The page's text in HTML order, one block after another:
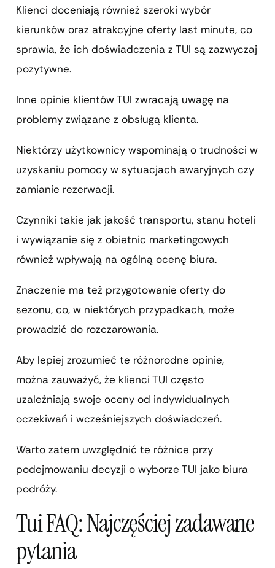
Klienci doceniają również szeroki wybór
kierunków oraz atrakcyjne oferty last minute, co
sprawia, że ich doświadczenia z TUI są zazwyczaj
pozytywne.
Inne opinie klientów TUI zwracają uwagę na
problemy związane z obsługą klienta.
Niektórzy użytkownicy wspominają o trudności w
uzyskaniu pomocy w sytuacjach awaryjnych czy
zamianie rezerwacji.
Czynniki takie jak jakość transportu, stanu hoteli
i wywiązanie się z obietnic marketingowych
również wpływają na ogólną ocenę biura.
Znaczenie ma też przygotowanie oferty do
sezonu, co, w niektórych przypadkach, może
prowadzić do rozczarowania.
Aby lepiej zrozumieć te różnorodne opinie,
można zauważyć, że klienci TUI często
uzależniają swoje oceny od indywidualnych
oczekiwań i wcześniejszych doświadczeń.
Warto zatem uwzględnić te różnice przy
podejmowaniu decyzji o wyborze TUI jako biura
podróży.
Tui FAQ: Najczęściej zadawane
pytania